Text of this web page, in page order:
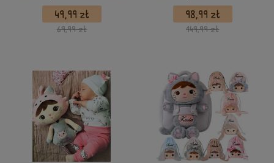
49,99 zł
69,99 zł
98,99 zł
149,99 zł